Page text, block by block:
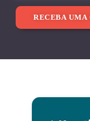
RECEBA